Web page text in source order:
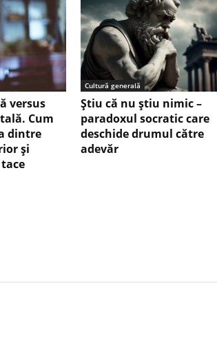
versus
Cum
dintre
și
Cultură generală
Ştiu că nu ştiu nimic –
paradoxul socratic care
deschide drumul către
adevăr